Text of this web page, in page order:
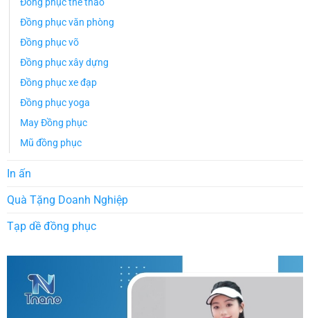
Đồng phục thể thao
Đồng phục văn phòng
Đồng phục võ
Đồng phục xây dựng
Đồng phục xe đạp
Đồng phục yoga
May Đồng phục
Mũ đồng phục
In ấn
Quà Tặng Doanh Nghiệp
Tạp dề đồng phục